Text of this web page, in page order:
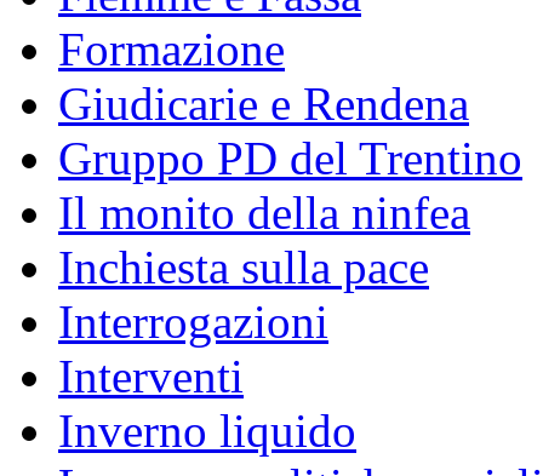
Formazione
Giudicarie e Rendena
Gruppo PD del Trentino
Il monito della ninfea
Inchiesta sulla pace
Interrogazioni
Interventi
Inverno liquido